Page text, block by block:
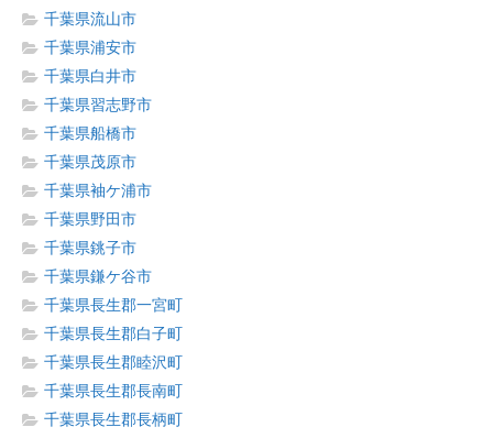
千葉県流山市
千葉県浦安市
千葉県白井市
千葉県習志野市
千葉県船橋市
千葉県茂原市
千葉県袖ケ浦市
千葉県野田市
千葉県銚子市
千葉県鎌ケ谷市
千葉県長生郡一宮町
千葉県長生郡白子町
千葉県長生郡睦沢町
千葉県長生郡長南町
千葉県長生郡長柄町